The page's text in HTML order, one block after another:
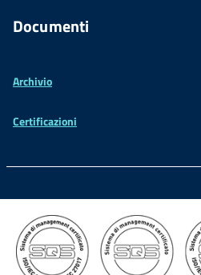
Documenti
Archivio
Certificazioni